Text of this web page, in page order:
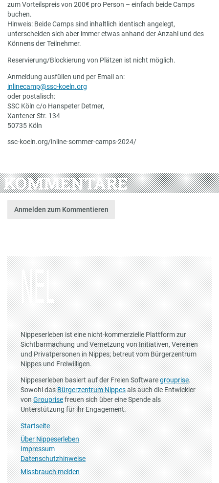
zum Vorteilspreis von 200€ pro Person – einfach beide Camps
buchen.
Hinweis: Beide Camps sind inhaltlich identisch angelegt,
unterscheiden sich aber immer etwas anhand der Anzahl und des
Könnens der Teilnehmer.
Reservierung/Blockierung von Plätzen ist nicht möglich.
Anmeldung ausfüllen und per Email an:
inlinecamp@ssc-koeln.org
oder postalisch:
SSC Köln c/o Hanspeter Detmer,
Xantener Str. 134
50735 Köln
ssc-koeln.org/inline-sommer-camps-2024/
KOMMENTARE
Anmelden zum Kommentieren
Nippeserleben ist eine nicht-kommerzielle Plattform zur
Sichtbarmachung und Vernetzung von Initiativen, Vereinen
und Privatpersonen in Nippes; betreut vom Bürgerzentrum
Nippes und Freiwilligen.
Nippeserleben basiert auf der Freien Softwaregrouprise.
Sowohl dasBürgerzentrum Nippesals auch die Entwickler
vonGrouprisefreuen sich über eine Spende als
Unterstützung für ihr Engagement.
Startseite
Über Nippeserleben
Impressum
Datenschutzhinweise
Missbrauch melden